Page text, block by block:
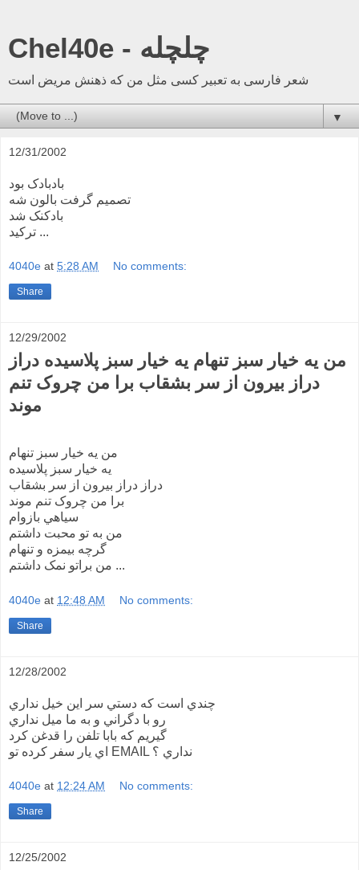
Chel40e - چلچله
شعر فارسی به تعبیر کسی مثل من که ذهنش مریض است
▼
12/31/2002
بادبادک بود
تصمیم گرفت بالون شه
بادکنک شد
ترکید ...
4040e at 5:28 AM No comments:
Share
12/29/2002
من يه خيار سبز تنهام يه خيار سبز پلاسيده دراز
دراز بيرون از سر بشقاب برا من چروک تنم
موند
من يه خيار سبز تنهام
يه خيار سبز پلاسيده
دراز دراز بيرون از سر بشقاب
برا من چروک تنم موند
سياهي بازوام
من به تو محبت داشتم
گرچه بيمزه و تنهام
من براتو نمک داشتم ...
4040e at 12:48 AM No comments:
Share
12/28/2002
چندي است که دستي سر اين خيل نداري
رو با دگراني و به ما ميل نداري
گيريم که بابا تلفن را قدغن کرد
اي يار سفر کرده تو EMAIL نداري ؟
4040e at 12:24 AM No comments:
Share
12/25/2002